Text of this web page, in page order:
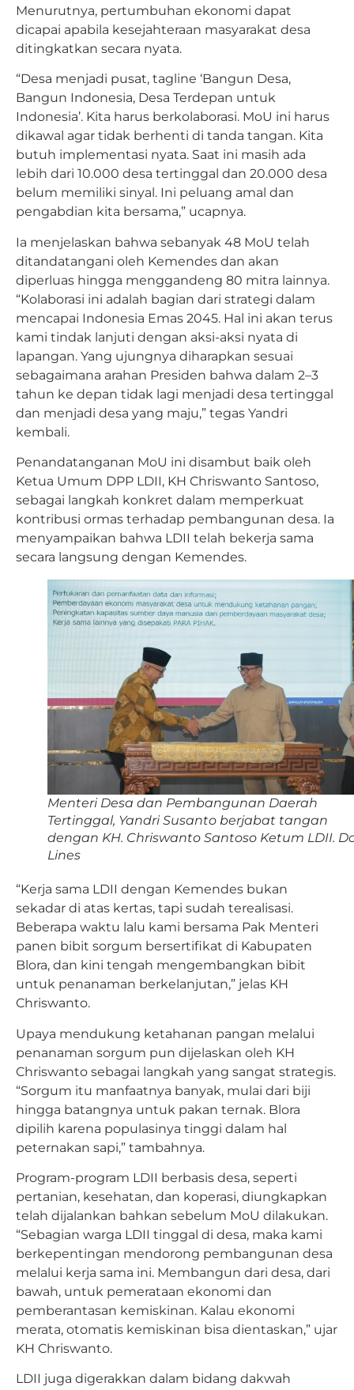
Menurutnya, pertumbuhan ekonomi dapat
dicapai apabila kesejahteraan masyarakat desa
ditingkatkan secara nyata.
“Desa menjadi pusat, tagline ‘Bangun Desa,
Bangun Indonesia, Desa Terdepan untuk
Indonesia’. Kita harus berkolaborasi. MoU ini harus
dikawal agar tidak berhenti di tanda tangan. Kita
butuh implementasi nyata. Saat ini masih ada
lebih dari 10.000 desa tertinggal dan 20.000 desa
belum memiliki sinyal. Ini peluang amal dan
pengabdian kita bersama,” ucapnya.
Ia menjelaskan bahwa sebanyak 48 MoU telah
ditandatangani oleh Kemendes dan akan
diperluas hingga menggandeng 80 mitra lainnya.
“Kolaborasi ini adalah bagian dari strategi dalam
mencapai Indonesia Emas 2045. Hal ini akan terus
kami tindak lanjuti dengan aksi-aksi nyata di
lapangan. Yang ujungnya diharapkan sesuai
sebagaimana arahan Presiden bahwa dalam 2–3
tahun ke depan tidak lagi menjadi desa tertinggal
dan menjadi desa yang maju,” tegas Yandri
kembali.
Penandatanganan MoU ini disambut baik oleh
Ketua Umum DPP LDII, KH Chriswanto Santoso,
sebagai langkah konkret dalam memperkuat
kontribusi ormas terhadap pembangunan desa. Ia
menyampaikan bahwa LDII telah bekerja sama
secara langsung dengan Kemendes.
Menteri Desa dan Pembangunan Daerah
Tertinggal, Yandri Susanto berjabat tangan
dengan KH. Chriswanto Santoso Ketum LDII.
Lines
“Kerja sama LDII dengan Kemendes bukan
sekadar di atas kertas, tapi sudah terealisasi.
Beberapa waktu lalu kami bersama Pak Menteri
panen bibit sorgum bersertifikat di Kabupaten
Blora, dan kini tengah mengembangkan bibit
untuk penanaman berkelanjutan,” jelas KH
Chriswanto.
Upaya mendukung ketahanan pangan melalui
penanaman sorgum pun dijelaskan oleh KH
Chriswanto sebagai langkah yang sangat strategis.
“Sorgum itu manfaatnya banyak, mulai dari biji
hingga batangnya untuk pakan ternak. Blora
dipilih karena populasinya tinggi dalam hal
peternakan sapi,” tambahnya.
Program-program LDII berbasis desa, seperti
pertanian, kesehatan, dan koperasi, diungkapkan
telah dijalankan bahkan sebelum MoU dilakukan.
“Sebagian warga LDII tinggal di desa, maka kami
berkepentingan mendorong pembangunan desa
melalui kerja sama ini. Membangun dari desa, dari
bawah, untuk pemerataan ekonomi dan
pemberantasan kemiskinan. Kalau ekonomi
merata, otomatis kemiskinan bisa dientaskan,” ujar
KH Chriswanto.
LDII juga digerakkan dalam bidang dakwah